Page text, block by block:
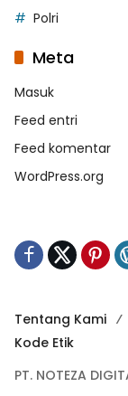
Polri
Meta
Masuk
Feed entri
Feed komentar
WordPress.org
Tentang Kami
Kode Etik
PT. NOTEZA